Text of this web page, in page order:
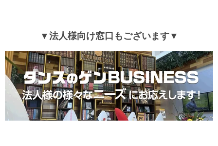
▼法人様向け窓口もございます▼